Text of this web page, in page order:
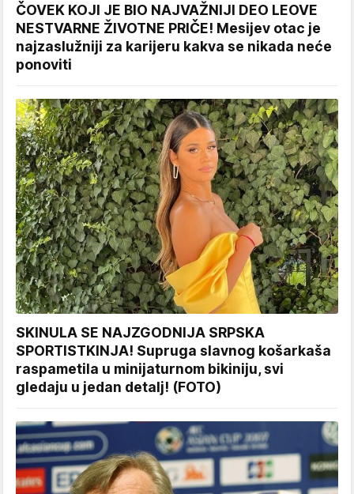
ČOVEK KOJI JE BIO NAJVAŽNIJI DEO LEOVE
NESTVARNE ŽIVOTNE PRIČE! Mesijev otac je
najzaslužniji za karijeru kakva se nikada neće
ponoviti
SKINULA SE NAJZGODNIJA SRPSKA
SPORTISTKINJA! Supruga slavnog košarkaša
raspametila u minijaturnom bikiniju, svi
gledaju u jedan detalj! (FOTO)